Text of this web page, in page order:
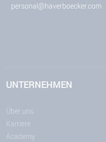
personal@haverboecker.com
UNTERNEHMEN
Über uns
Karriere
Academy